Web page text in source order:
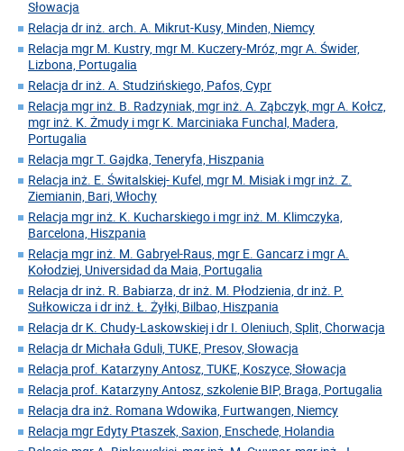
Słowacja
Relacja dr inż. arch. A. Mikrut-Kusy, Minden, Niemcy
Relacja mgr M. Kustry, mgr M. Kuczery-Mróz, mgr A. Świder,
Lizbona, Portugalia
Relacja dr inż. A. Studzińskiego, Pafos, Cypr
Relacja mgr inż. B. Radzyniak, mgr inż. A. Ząbczyk, mgr A. Kołcz,
mgr inż. K. Żmudy i mgr K. Marciniaka Funchal, Madera,
Portugalia
Relacja mgr T. Gajdka, Teneryfa, Hiszpania
Relacja inż. E. Świtalskiej- Kufel, mgr M. Misiak i mgr inż. Z.
Ziemianin, Bari, Włochy
Relacja mgr inż. K. Kucharskiego i mgr inż. M. Klimczyka,
Barcelona, Hiszpania
Relacja mgr inż. M. Gabryel-Raus, mgr E. Gancarz i mgr A.
Kołodziej, Universidad da Maia, Portugalia
Relacja dr inż. R. Babiarza, dr inż. M. Płodzienia, dr inż. P.
Sułkowicza i dr inż. Ł. Żyłki, Bilbao, Hiszpania
Relacja dr K. Chudy-Laskowskiej i dr I. Oleniuch, Split, Chorwacja
Relacja dr Michała Gduli, TUKE, Presov, Słowacja
Relacja prof. Katarzyny Antosz, TUKE, Koszyce, Słowacja
Relacja prof. Katarzyny Antosz, szkolenie BIP, Braga, Portugalia
Relacja dra inż. Romana Wdowika, Furtwangen, Niemcy
Relacja mgr Edyty Ptaszek, Saxion, Enschede, Holandia